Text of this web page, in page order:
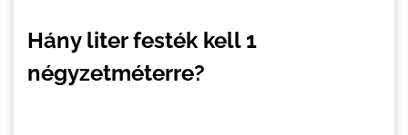
Hány liter festék kell 1
négyzetméterre?